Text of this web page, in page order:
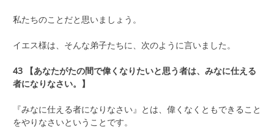
私たちのことだと思いましょう。
イエス様は、そんな弟子たちに、次のように言いました。
43 【あなたがたの間で偉くなりたいと思う者は、みなに仕える
者になりなさい。】
『みなに仕える者になりなさい』とは、偉くなくともできること
をやりなさいということです。